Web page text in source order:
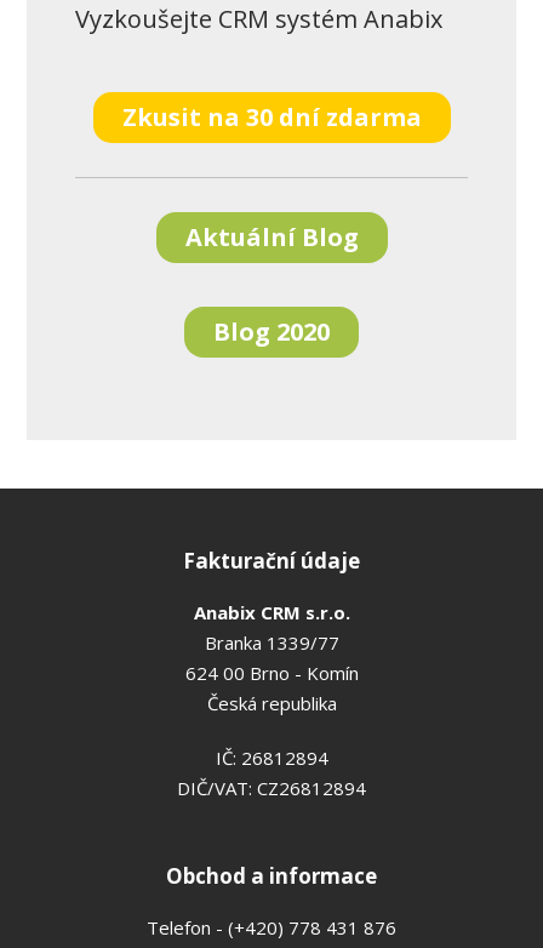
Vyzkoušejte CRM systém Anabix
Zkusit na 30 dní zdarma
Aktuální Blog
Blog 2020
Fakturační údaje
Anabix CRM s.r.o.
Branka 1339/77
624 00 Brno - Komín
Česká republika
IČ: 26812894
DIČ/VAT: CZ26812894
Obchod a informace
Telefon - (+420) 778 431 876